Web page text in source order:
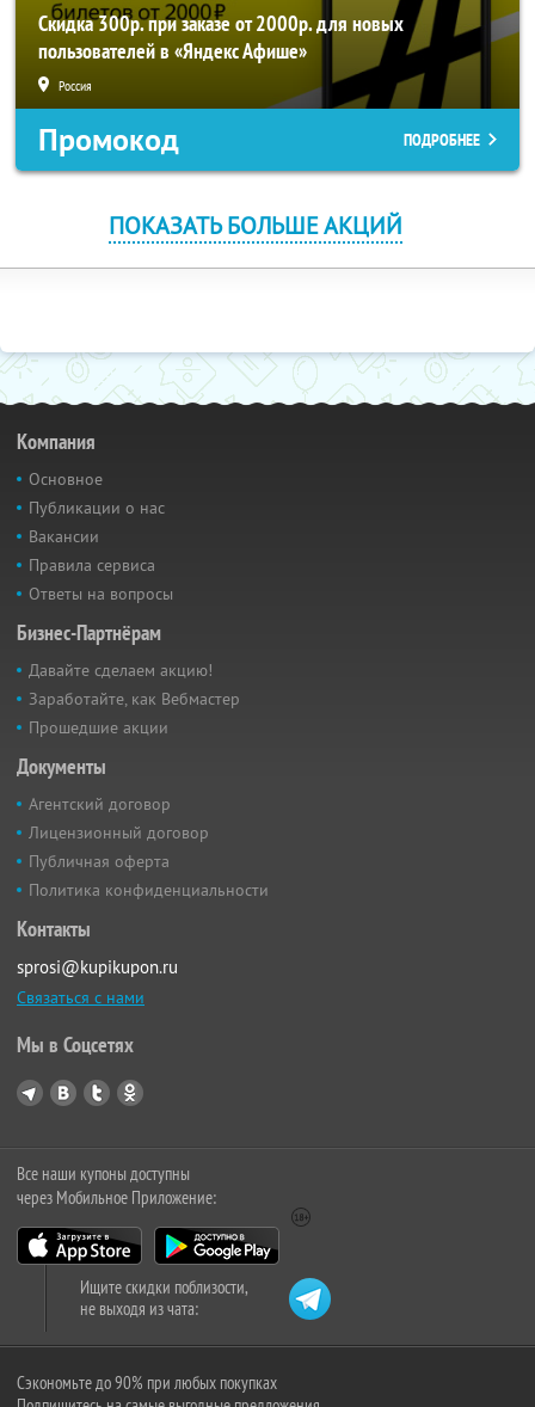
Скидка 300р. при заказе от 2000р. для новых
пользователей в «Яндекс Афише»
Россия
Промокод ПОДРОБНЕЕ
ПОКАЗАТЬ БОЛЬШЕ АКЦИЙ
Компания
Основное
Публикации о нас
Вакансии
Правила сервиса
Ответы на вопросы
Бизнес-Партнёрам
Давайте сделаем акцию!
Заработайте, как Вебмастер
Прошедшие акции
Документы
Агентский договор
Лицензионный договор
Публичная оферта
Политика конфиденциальности
Контакты
sprosi@kupikupon.ru
Связаться с нами
Мы в Соцсетях
Все наши купоны доступны
через Мобильное Приложение:
Ищите скидки поблизости,
не выходя из чата:
Сэкономьте до 90% при любых покупках